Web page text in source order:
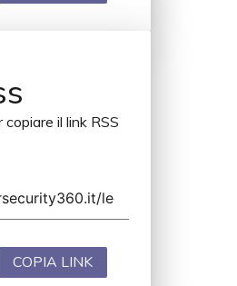
il link RSS
COPIA LINK